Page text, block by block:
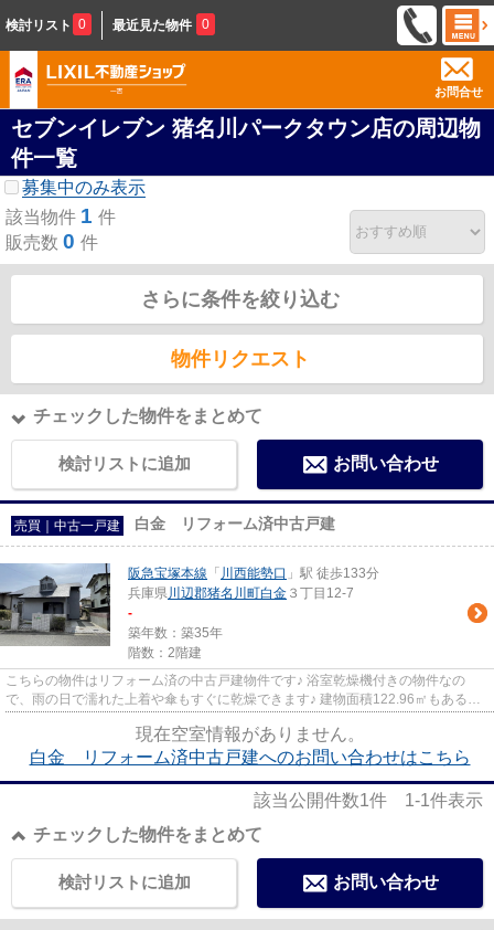
検討リスト 0 最近見た物件 0
お問合せ
セブンイレブン 猪名川パークタウン店の周辺物
件一覧
募集中のみ表示
該当物件 1 件
販売数 0 件
さらに条件を絞り込む
物件リクエスト
チェックした物件をまとめて
検討リストに追加 お問い合わせ
売買｜中古一戸建 白金 リフォーム済中古戸建
阪急宝塚本線 「 川西能勢口 」駅 徒歩133分
兵庫県川辺郡猪名川町白金 ３丁目12-7
-
築年数：築35年
階数：2階建
こちらの物件はリフォーム済の中古戸建物件です♪ 浴室乾燥機付きの物件なの
で、雨の日で濡れた上着や傘もすぐに乾燥できます♪ 建物面積122.96㎡もあるの
現在空室情報がありません。
白金 リフォーム済中古戸建へのお問い合わせはこちら
該当公開件数1件 1-1件表示
チェックした物件をまとめて
お問い合わせ
検討リストに追加